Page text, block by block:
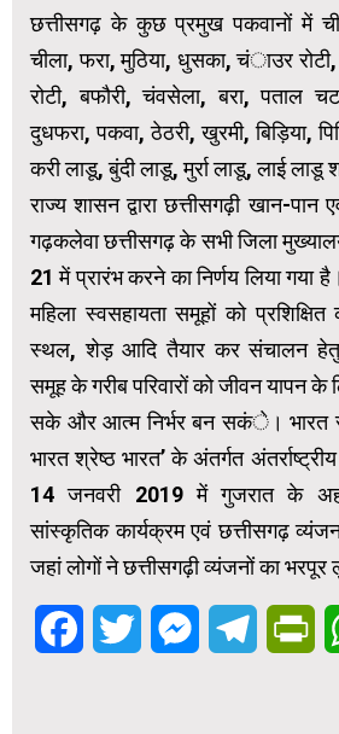
छत्तीसगढ़ के कुछ प्रमुख पकवानों में
चीला, फरा, मुठिया, धुसका, चंाउर रोटी,
रोटी, बफौरी, चंवसेला, बरा, पताल
दुधफरा, पकवा, ठेठरी, खुरमी, बिड़िया,
करी लाडू, बुंदी लाडू, मुर्रा लाडू, लाई लाडू
राज्य शासन द्वारा छत्तीसगढ़ी खान-
गढ़कलेवा छत्तीसगढ़ के सभी जिला
21 में प्रारंभ करने का निर्णय लिया गया
महिला स्वसहायता समूहों को
स्थल, शेड़ आदि तैयार कर संचालन हेतु
समूह के गरीब परिवारों को जीवन यापन के
सके और आत्म निर्भर बन सकंे। भारत
भारत श्रेष्ठ भारत’ के अंतर्गत
14 जनवरी 2019 में गुजरात के
सांस्कृतिक कार्यक्रम एवं छत्तीसगढ़
जहां लोगों ने छत्तीसगढ़ी व्यंजनों का भरपूर
FacebookTwitter Messenger